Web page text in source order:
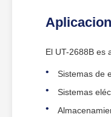
El UT-2688B es
Sistemas de
Sistemas